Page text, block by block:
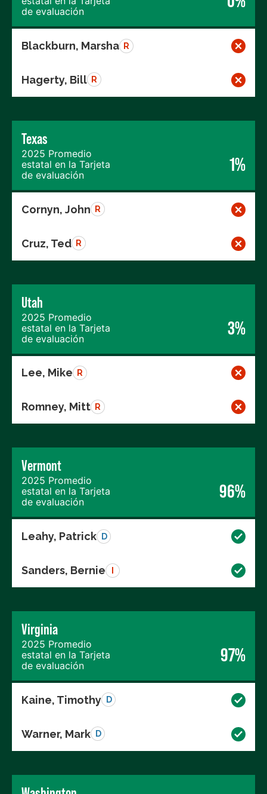
de evaluación
Blackburn, Marsha R
Hagerty, Bill R
Texas
2025 Promedio
estatal en la Tarjeta
de evaluación
1%
Cornyn, John R
Cruz, Ted R
Utah
2025 Promedio
estatal en la Tarjeta
de evaluación
3%
Lee, Mike R
Romney, Mitt R
Vermont
2025 Promedio
estatal en la Tarjeta
de evaluación
96%
Leahy, Patrick D
Sanders, Bernie I
Virginia
2025 Promedio
estatal en la Tarjeta
de evaluación
97%
Kaine, Timothy D
Warner, Mark D